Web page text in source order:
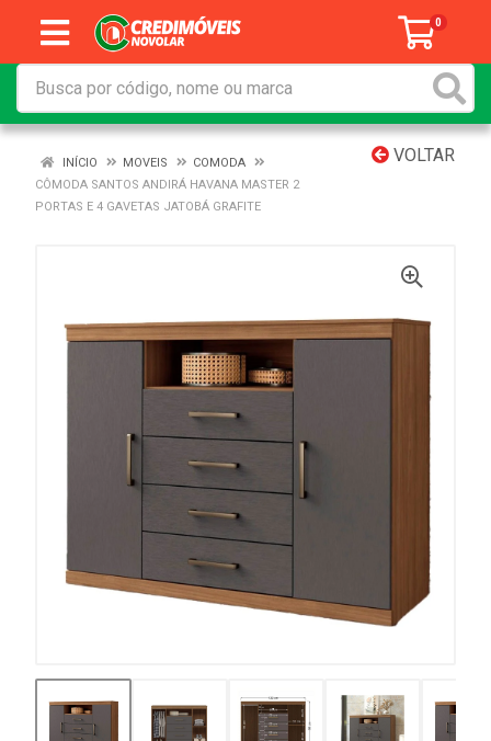
0
VOLTAR
INÍCIO MOVEIS
COMODA
CÔMODA SANTOS ANDIRÁ HAVANA MASTER 2
PORTAS E 4 GAVETAS JATOBÁ GRAFITE